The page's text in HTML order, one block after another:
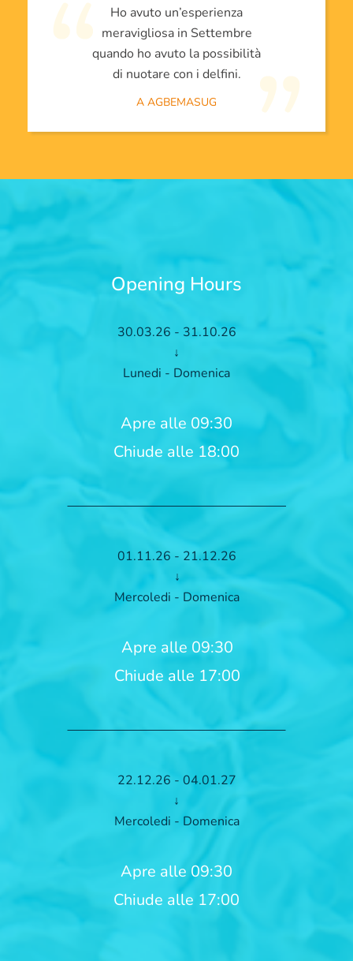
Ho avuto un’esperienza
meravigliosa in Settembre
quando ho avuto la possibilità
di nuotare con i delfini.
A AGBEMASUG
Opening Hours
30.03.26 - 31.10.26
↓
Lunedi - Domenica
Apre alle 09:30
Chiude alle 18:00
01.11.26 - 21.12.26
↓
Mercoledi - Domenica
Apre alle 09:30
Chiude alle 17:00
22.12.26 - 04.01.27
↓
Mercoledi - Domenica
Apre alle 09:30
Chiude alle 17:00